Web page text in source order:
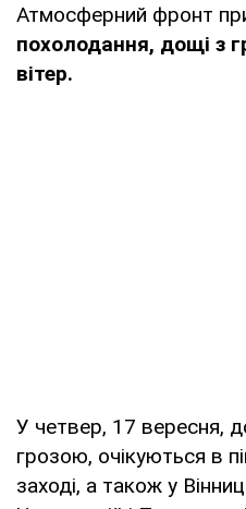
Атмосферний фронт
похолодання, дощі з
вітер.
У четвер, 17 вересня,
грозою, очікуються в
заході, а також у